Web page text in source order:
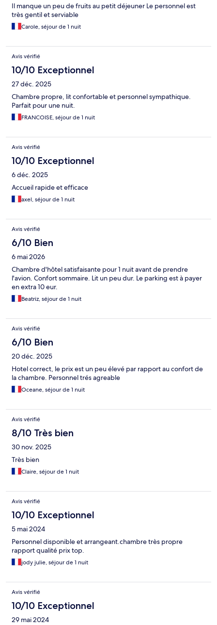
Il manque un peu de fruits au petit déjeuner Le personnel est
très gentil et serviable
Carole, séjour de 1 nuit
Avis vérifié
10/10 Exceptionnel
27 déc. 2025
Chambre propre, lit confortable et personnel sympathique.
Parfait pour une nuit.
FRANCOISE, séjour de 1 nuit
Avis vérifié
10/10 Exceptionnel
6 déc. 2025
Accueil rapide et efficace
axel, séjour de 1 nuit
Avis vérifié
6/10 Bien
6 mai 2026
Chambre d'hôtel satisfaisante pour 1 nuit avant de prendre
l'avion. Confort sommaire. Lit un peu dur. Le parking est à payer
en extra 10 eur.
Beatriz, séjour de 1 nuit
Avis vérifié
6/10 Bien
20 déc. 2025
Hotel correct, le prix est un peu élevé par rapport au confort de
la chambre. Personnel trés agreable
Oceane, séjour de 1 nuit
Avis vérifié
8/10 Très bien
30 nov. 2025
Très bien
Claire, séjour de 1 nuit
Avis vérifié
10/10 Exceptionnel
5 mai 2024
Personnel disponible et arrangeant.chambre très propre
rapport qualité prix top.
jody julie, séjour de 1 nuit
Avis vérifié
10/10 Exceptionnel
29 mai 2024